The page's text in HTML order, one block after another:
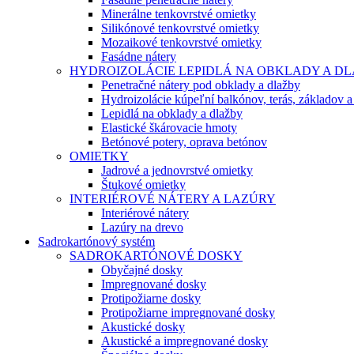
Minerálne tenkovrstvé omietky
Silikónové tenkovrstvé omietky
Mozaikové tenkovrstvé omietky
Fasádne nátery
HYDROIZOLÁCIE LEPIDLÁ NA OBKLADY A
Penetračné nátery pod obklady a dlažby
Hydroizolácie kúpeľní balkónov, terás, základov
Lepidlá na obklady a dlažby
Elastické škárovacie hmoty
Betónové potery, oprava betónov
OMIETKY
Jadrové a jednovrstvé omietky
Štukové omietky
INTERIÉROVÉ NÁTERY A LAZÚRY
Interiérové nátery
Lazúry na drevo
Sadrokartónový systém
SADROKARTÓNOVÉ DOSKY
Obyčajné dosky
Impregnované dosky
Protipožiarne dosky
Protipožiarne impregnované dosky
Akustické dosky
Akustické a impregnované dosky